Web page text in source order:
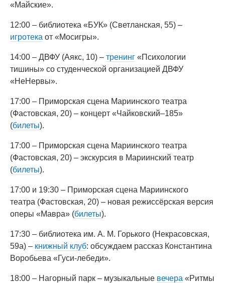
«Майские».
12:00 – библиотека «БУК» (Светланская, 55) –
игротека от «Мосигры».
14:00 – ДВФУ (Аякс, 10) – тренинг «Психологии
тишины» со студенческой организацией ДВФУ
«НеНервы».
17:00 – Приморская сцена Мариинского театра
(Фастовская, 20) – концерт «Чайковский–185»
(билеты).
17:00 – Приморская сцена Мариинского театра
(Фастовская, 20) – экскурсия в Мариинский театр
(билеты).
17:00 и 19:30 – Приморская сцена Мариинского
театра (Фастовская, 20) – новая режиссёрская версия
оперы «Мавра» (билеты).
17:30 – библиотека им. А. М. Горького (Некрасовская,
59а) – книжный клуб: обсуждаем рассказ Константина
Воробьева «Гуси-лебеди».
18:00 – Нагорный парк – музыкальные вечера «Ритмы